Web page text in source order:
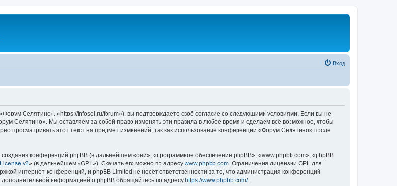
Вход
Селятино», «https://infosel.ru/forum»), вы подтверждаете своё согласие со следующими условиями. Если вы не
Селятино». Мы оставляем за собой право изменять эти правила в любое время и сделаем всё возможное, чтобы
просматривать этот текст на предмет изменений, так как использование конференции «Форум Селятино» после
конференций phpBB (в дальнейшем «они», «программное обеспечение phpBB», «www.phpbb.com», «phpBB
v2» (в дальнейшем «GPL»). Скачать его можно по адресу www.phpbb.com . Ограничения лицензии GPL для
интернет-конференций, и phpBB Limited не несёт ответственности за то, что администрация конференций
дополнительной информацией о phpBB обращайтесь по адресу https://www.phpbb.com/.